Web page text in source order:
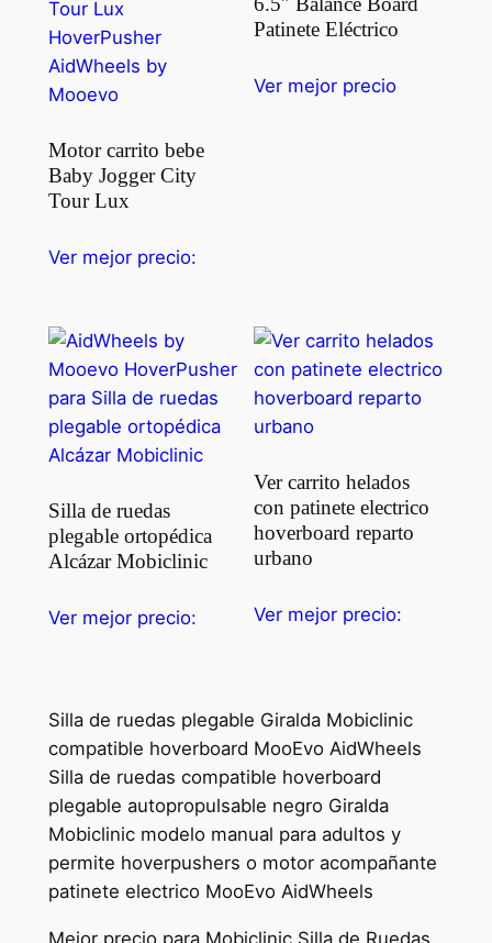
Motor carrito bebe
Baby Jogger City
Tour Lux
Ver mejor precio:
Patinete Eléctrico
Ver mejor precio
Silla de ruedas
plegable ortopédica
Alcázar Mobiclinic
Ver mejor precio:
Ver carrito helados
con patinete electrico
hoverboard reparto
urbano
Ver mejor precio:
Silla de ruedas plegable Giralda Mobiclinic
compatible hoverboard MooEvo AidWheels
Silla de ruedas compatible hoverboard
plegable autopropulsable negro Giralda
Mobiclinic modelo manual para adultos y
permite hoverpushers o motor acompañante
patinete electrico MooEvo AidWheels
Mejor precio para Mobiclinic Silla de Ruedas